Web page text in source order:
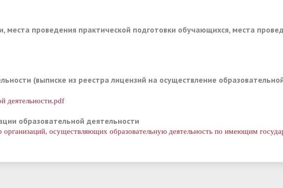
проведения практической подготовки обучающихся, места
(выписке из реестра лицензий на осуществление
деятельности.pdf
образовательной деятельности
осуществляющих образовательную деятельность по имеющим